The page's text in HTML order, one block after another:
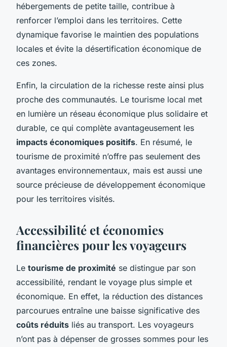
hébergements de petite taille, contribue à
renforcer l’emploi dans les territoires. Cette
dynamique favorise le maintien des populations
locales et évite la désertification économique de
ces zones.
Enfin, la circulation de la richesse reste ainsi plus
proche des communautés. Le tourisme local met
en lumière un réseau économique plus solidaire et
durable, ce qui complète avantageusement les
impacts économiques positifs. En résumé, le
tourisme de proximité n’offre pas seulement des
avantages environnementaux, mais est aussi une
source précieuse de développement économique
pour les territoires visités.
Accessibilité et économies
financières pour les voyageurs
Le tourisme de proximité se distingue par son
accessibilité, rendant le voyage plus simple et
économique. En effet, la réduction des distances
parcourues entraîne une baisse significative des
coûts réduits liés au transport. Les voyageurs
n’ont pas à dépenser de grosses sommes pour les